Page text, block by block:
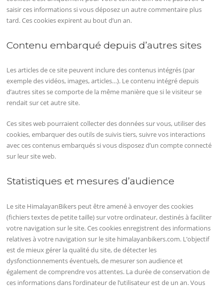
saisir ces informations si vous déposez un autre commentaire plus
tard. Ces cookies expirent au bout d’un an.
Contenu embarqué depuis d’autres sites
Les articles de ce site peuvent inclure des contenus intégrés (par
exemple des vidéos, images, articles…). Le contenu intégré depuis
d’autres sites se comporte de la même manière que si le visiteur se
rendait sur cet autre site.
Ces sites web pourraient collecter des données sur vous, utiliser des
cookies, embarquer des outils de suivis tiers, suivre vos interactions
avec ces contenus embarqués si vous disposez d’un compte connecté
sur leur site web.
Statistiques et mesures d’audience
Le site HimalayanBikers peut être amené à envoyer des cookies
(fichiers textes de petite taille) sur votre ordinateur, destinés à faciliter
votre navigation sur le site. Ces cookies enregistrent des informations
relatives à votre navigation sur le site himalayanbikers.com. L’objectif
est de mieux gérer la qualité du site, de détecter les
dysfonctionnements éventuels, de mesurer son audience et
également de comprendre vos attentes. La durée de conservation de
ces informations dans l’ordinateur de l’utilisateur est de un an. Vous